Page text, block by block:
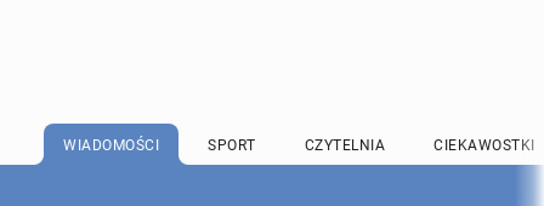
WIADOMOŚCI SPORT CZYTELNIA CIEKAWOSTKI